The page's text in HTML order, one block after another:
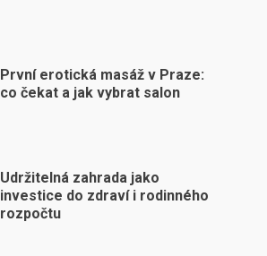
První erotická masáž v Praze:
co čekat a jak vybrat salon
Udržitelná zahrada jako
investice do zdraví i rodinného
rozpočtu